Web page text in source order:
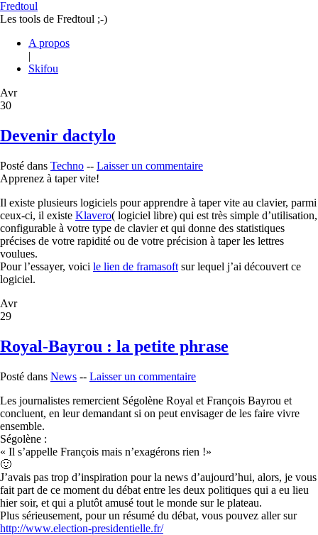
Fredtoul
Les tools de Fredtoul ;-)
A propos
|
Skifou
Avr
30
Devenir dactylo
Posté dans Techno -- Laisser un commentaire
Apprenez à taper vite!
Il existe plusieurs logiciels pour apprendre à taper vite au clavier, parmi
ceux-ci, il existe Klavero( logiciel libre) qui est très simple d’utilisation,
configurable à votre type de clavier et qui donne des statistiques
précises de votre rapidité ou de votre précision à taper les lettres
voulues.
Pour l’essayer, voici le lien de framasoft sur lequel j’ai découvert ce
logiciel.
Avr
29
Royal-Bayrou : la petite phrase
Posté dans News -- Laisser un commentaire
Les journalistes remercient Ségolène Royal et François Bayrou et
concluent, en leur demandant si on peut envisager de les faire vivre
ensemble.
Ségolène :
« Il s’appelle François mais n’exagérons rien !»
🙂
J’avais pas trop d’inspiration pour la news d’aujourd’hui, alors, je vous
fait part de ce moment du débat entre les deux politiques qui a eu lieu
hier soir, et qui a plutôt amusé tout le monde sur le plateau.
Plus sérieusement, pour un résumé du débat, vous pouvez aller sur
http://www.election-presidentielle.fr/